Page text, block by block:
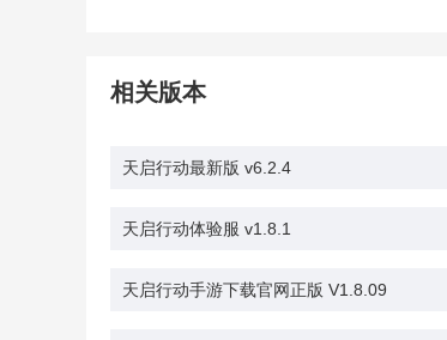
相关版本
天启行动最新版 v6.2.4
天启行动体验服 v1.8.1
天启行动手游下载官网正版 V1.8.09